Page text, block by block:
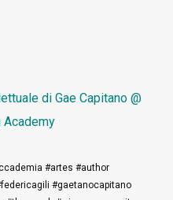
di Gae Capitano @
Academy
#artes #author
#gaetanocapitano